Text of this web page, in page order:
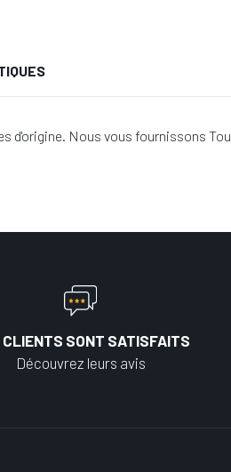
d'origine. Nous vous fournissons
CLIENTS SONT SATISFAITS
Découvrez leurs avis